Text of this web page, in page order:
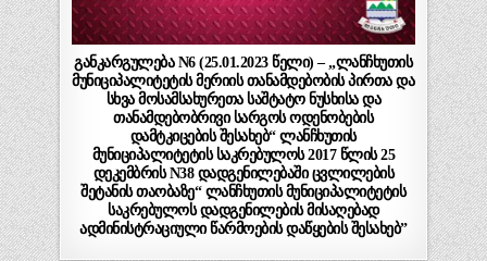
განკარგულება N6 (25.01.2023 წელი) – „ლანჩხუთის
მუნიციპალიტეტის მერიის თანამდებობის პირთა და
სხვა მოსამსახურეთა საშტატო ნუსხისა და
თანამდებობრივი სარგოს ოდენობების
დამტკიცების შესახებ“ ლანჩხუთის
მუნიციპალიტეტის საკრებულოს 2017 წლის 25
დეკემბრის N38 დადგენილებაში ცვლილების
შეტანის თაობაზე“ ლანჩხუთის მუნიციპალიტეტის
საკრებულოს დადგენილების მისაღებად
ადმინისტრაციული წარმოების დაწყების შესახებ”